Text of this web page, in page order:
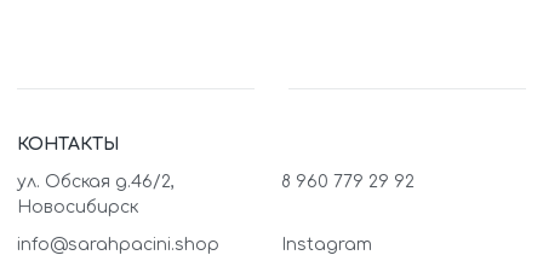
КОНТАКТЫ
ул. Обская д.46/2,
Новосибирск
8 960 779 29 92
info@sarahpacini.shop Instagram